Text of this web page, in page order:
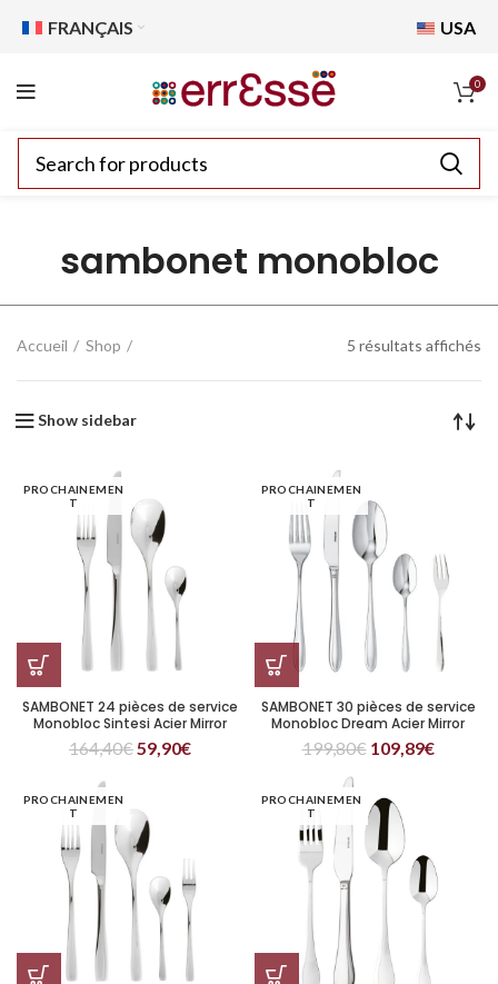
FRANÇAIS USA
0
sambonet monobloc
Accueil Shop 5 résultats affichés
Show sidebar
PROCHAINEMEN
T
SAMBONET 24 pièces de service
Monobloc Sintesi Acier Mirror
164,40€59,90€
PROCHAINEMEN
T
SAMBONET 30 pièces de service
Monobloc Dream Acier Mirror
199,80€ 109,89€
PROCHAINEMEN
T
PROCHAINEMEN
T